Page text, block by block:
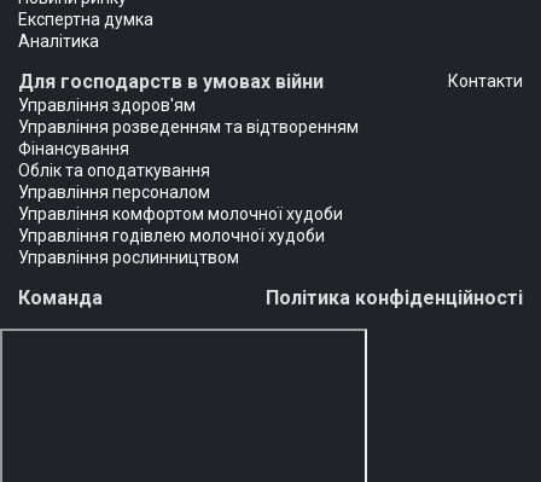
Експертна думка
Аналітика
Для господарств в умовах війни
Управління здоров'ям
Управління розведенням та відтворенням
Фінансування
Облік та оподаткування
Управління персоналом
Управління комфортом молочної худоби
Управління годівлею молочної худоби
Управління рослинництвом
Контакти
Команда Політика конфіденційності